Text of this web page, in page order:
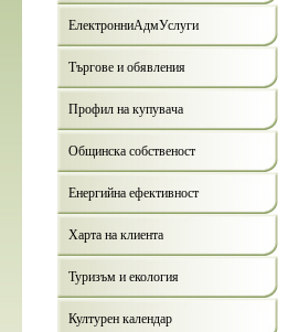
ЕлектронниАдмУслуги
Търгове и обявления
Профил на купувача
Общинска собственост
Енергийна ефективност
Харта на клиента
Туризъм и екология
Културен календар